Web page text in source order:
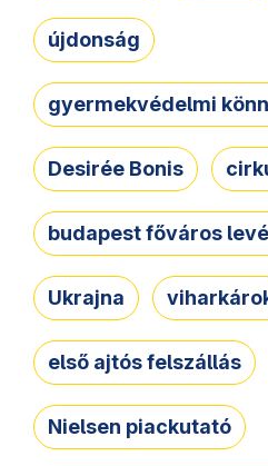
újdonság
gyermekvédelmi
Desirée Bonis
budapest főváros
Ukrajna
első ajtós felszállás
Nielsen piackutató